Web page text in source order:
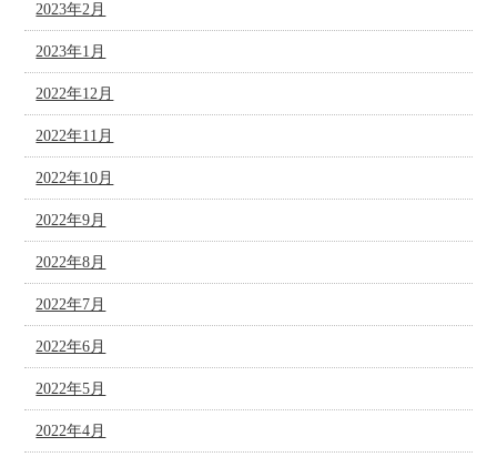
2023年2月
2023年1月
2022年12月
2022年11月
2022年10月
2022年9月
2022年8月
2022年7月
2022年6月
2022年5月
2022年4月